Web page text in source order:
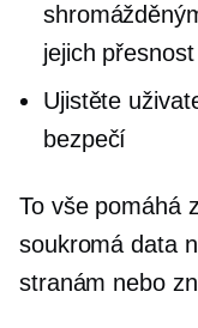
jejich přesnost
Ujistěte
bezpečí
To vše pomáhá
soukromá data
stranám nebo